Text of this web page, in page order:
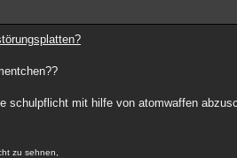
schulpflicht mit hilfe von atomwaffen
zu sehnen,